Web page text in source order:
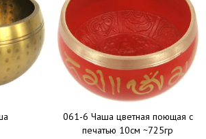
061-6 Чаша цветная поющая с
печатью 10см ~725гр